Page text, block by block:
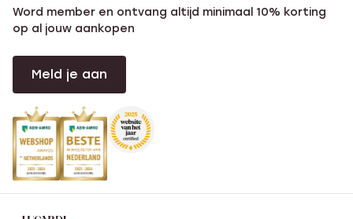
Word member en ontvang altijd minimaal 10% korting
op al jouw aankopen
Meld je aan